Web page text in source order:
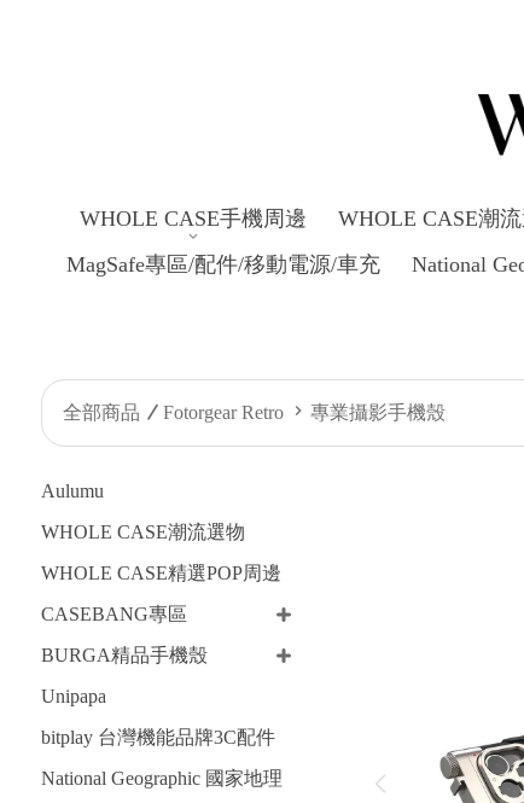
WHOLE CASE手機周邊 WHOLE CASE潮
MagSafe專區/配件/移動電源/車充
National
全部商品 Fotorgear Retro 專業攝影手機殼
Aulumu
WHOLE CASE潮流選物
WHOLE CASE精選POP周邊
CASEBANG專區
BURGA精品手機殼
Unipapa
bitplay 台灣機能品牌3C配件
National Geographic 國家地理